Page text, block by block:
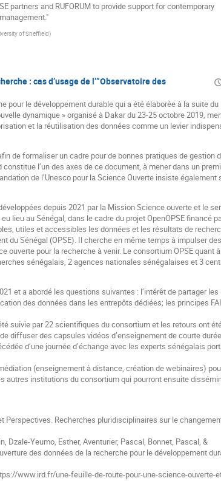
partners and RUFORUM to provide support for contemporary
of Sheffield)
: cas d’usage de l’”Observatoire des
pour le développement durable qui a été élaborée à la suite du
dynamique » organisé à Dakar du 23-25 octobre 2019,
et la réutilisation des données comme un levier
de formaliser un cadre pour de bonnes pratiques de gestion
l’un des axes de ce document, à mener dans un
de l’Unesco pour la Science Ouverte insiste également
depuis 2021 par la Mission Science ouverte et le
lieu au Sénégal, dans le cadre du projet OpenOPSE financé
utiles et accessibles les données et les résultats de
du Sénégal (OPSE). Il cherche en même temps à impulser des
pour la recherche à venir. Le consortium OPSE quant
sénégalais, 2 agences nationales sénégalaises et 3
et a abordé les questions suivantes : l’intérêt de partager les
des données dans les entrepôts dédiées; les principes
suivie par 22 scientifiques du consortium et les retours ont
diffuser des capsules vidéos d’enseignement de courte
d’une journée d’échange avec les experts sénégalais
(enseignement à distance, création de webinaires)
institutions du consortium qui pourront ensuite
Perspectives. Recherches pluridisciplinaires sur le
Dzale-Yeumo, Esther, Aventurier, Pascal, Bonnet, Pascal, &
des données de la recherche pour le développement
www.ird.fr/une-feuille-de-route-pour-une-science-ouverte-